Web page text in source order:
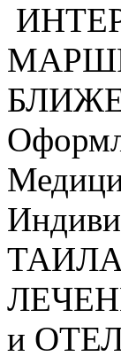
БЛИЖЕ
и